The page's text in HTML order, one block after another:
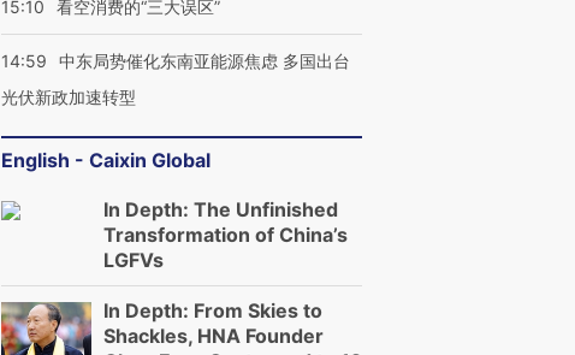
15:10 看空消费的“三大误区”
14:59
中东局势催化东南亚能源焦虑 多国出台
光伏新政加速转型
English - Caixin Global
In Depth: The Unfinished
Transformation of China’s
LGFVs
In Depth: From Skies to
Shackles, HNA Founder